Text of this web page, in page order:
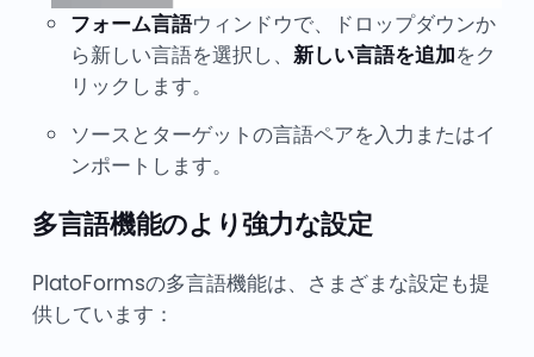
フォーム言語ウィンドウで、ドロップダウンか
ら新しい言語を選択し、 新しい言語を追加をク
リックします。
ソースとターゲットの言語ペアを入力またはイ
ンポートします。
多言語機能のより強力な設定
PlatoFormsの多言語機能は、さまざまな設定も提
供しています：